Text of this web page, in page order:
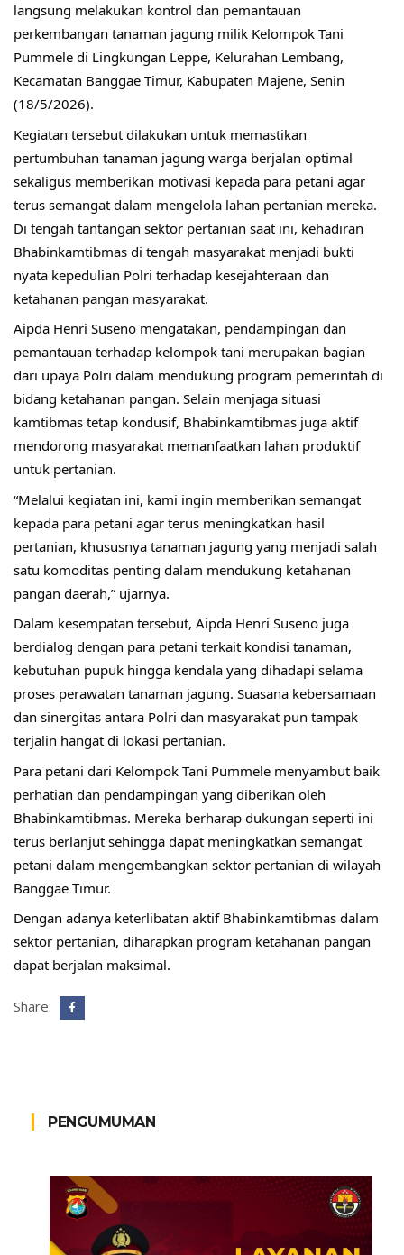
langsung melakukan kontrol dan pemantauan
perkembangan tanaman jagung milik Kelompok Tani
Pummele di Lingkungan Leppe, Kelurahan Lembang,
Kecamatan Banggae Timur, Kabupaten Majene, Senin
(18/5/2026).
Kegiatan tersebut dilakukan untuk memastikan
pertumbuhan tanaman jagung warga berjalan optimal
sekaligus memberikan motivasi kepada para petani agar
terus semangat dalam mengelola lahan pertanian mereka.
Di tengah tantangan sektor pertanian saat ini, kehadiran
Bhabinkamtibmas di tengah masyarakat menjadi bukti
nyata kepedulian Polri terhadap kesejahteraan dan
ketahanan pangan masyarakat.
Aipda Henri Suseno mengatakan, pendampingan dan
pemantauan terhadap kelompok tani merupakan bagian
dari upaya Polri dalam mendukung program pemerintah di
bidang ketahanan pangan. Selain menjaga situasi
kamtibmas tetap kondusif, Bhabinkamtibmas juga aktif
mendorong masyarakat memanfaatkan lahan produktif
untuk pertanian.
“Melalui kegiatan ini, kami ingin memberikan semangat
kepada para petani agar terus meningkatkan hasil
pertanian, khususnya tanaman jagung yang menjadi salah
satu komoditas penting dalam mendukung ketahanan
pangan daerah,” ujarnya.
Dalam kesempatan tersebut, Aipda Henri Suseno juga
berdialog dengan para petani terkait kondisi tanaman,
kebutuhan pupuk hingga kendala yang dihadapi selama
proses perawatan tanaman jagung. Suasana kebersamaan
dan sinergitas antara Polri dan masyarakat pun tampak
terjalin hangat di lokasi pertanian.
Para petani dari Kelompok Tani Pummele menyambut baik
perhatian dan pendampingan yang diberikan oleh
Bhabinkamtibmas. Mereka berharap dukungan seperti ini
terus berlanjut sehingga dapat meningkatkan semangat
petani dalam mengembangkan sektor pertanian di wilayah
Banggae Timur.
Dengan adanya keterlibatan aktif Bhabinkamtibmas dalam
sektor pertanian, diharapkan program ketahanan pangan
dapat berjalan maksimal.
Share:
PENGUMUMAN